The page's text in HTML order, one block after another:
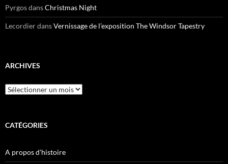
PyrgosdansChristmas Night
LecordierdansVernissage de l’exposition The Windsor Tapestry
ARCHIVES
Archives
CATÉGORIES
A propos d'histoire